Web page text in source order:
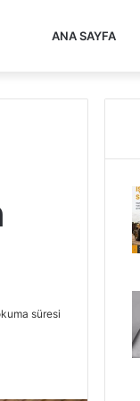
ANA SAYFA
süresi